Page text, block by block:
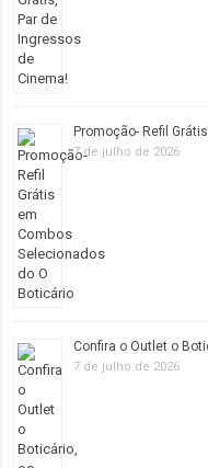
Promoção- Refil
7 de julho de 2026
Confira o Outlet o
7 de julho de 2026